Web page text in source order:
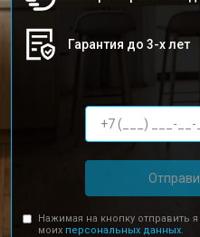
Гарантия до 3-х лет
Нажимая на кнопку отправить
моих персональных данных.